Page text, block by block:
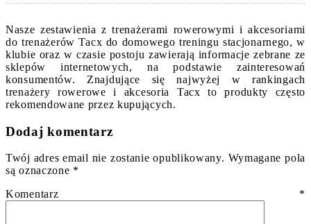
Nasze zestawienia z trenażerami rowerowymi i akcesoriami
do trenażerów Tacx do domowego treningu stacjonarnego, w
klubie oraz w czasie postoju zawierają informacje zebrane ze
sklepów internetowych, na podstawie zainteresowań
konsumentów. Znajdujące się najwyżej w rankingach
trenażery rowerowe i akcesoria Tacx to produkty często
rekomendowane przez kupujących.
Dodaj komentarz
Twój adres email nie zostanie opublikowany. Wymagane pola
są oznaczone *
Komentarz *